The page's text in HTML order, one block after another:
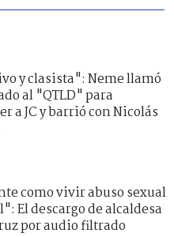
y clasista": Neme llamó
al "QTLD" para
a JC y barrió con Nicolás
como vivir abuso sexual
El descargo de alcaldesa
por audio filtrado